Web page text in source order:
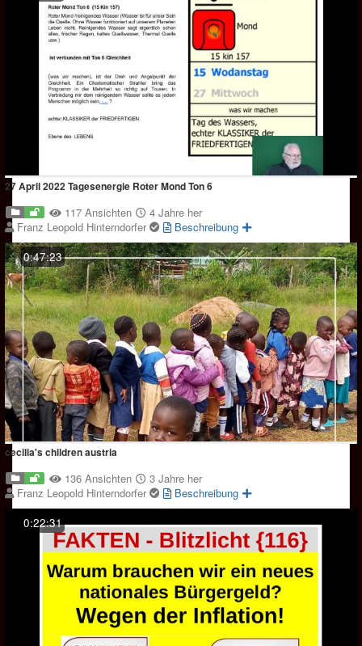
27 April 2022 Tagesenergie Roter Mond Ton 6
117 Ansichten
4 Jahre her
Franz Leopold Hinterndorfer
Beschreibung
0:47:23
cecilia's children austria
136 Ansichten
3 Jahre her
Franz Leopold Hinterndorfer
Beschreibung
0:22:31